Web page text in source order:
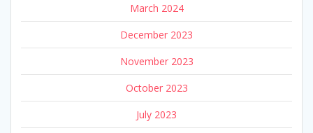
March 2024
December 2023
November 2023
October 2023
July 2023